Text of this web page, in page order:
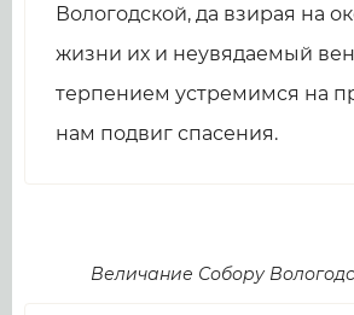
Вологодской, да взирая на
жизни их и неувядаемый
терпением устремимся на
нам подвиг спасения.
Величание Собору